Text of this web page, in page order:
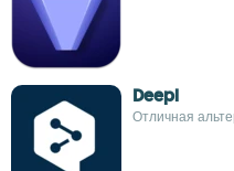
Deepl
Отличная